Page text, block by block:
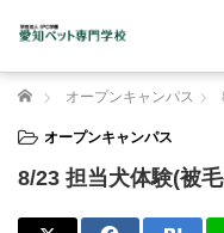
ホーム オープンキャンパス
オープンキャンパス
8/23 担当犬体験(被